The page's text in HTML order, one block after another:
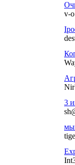
v-o
3